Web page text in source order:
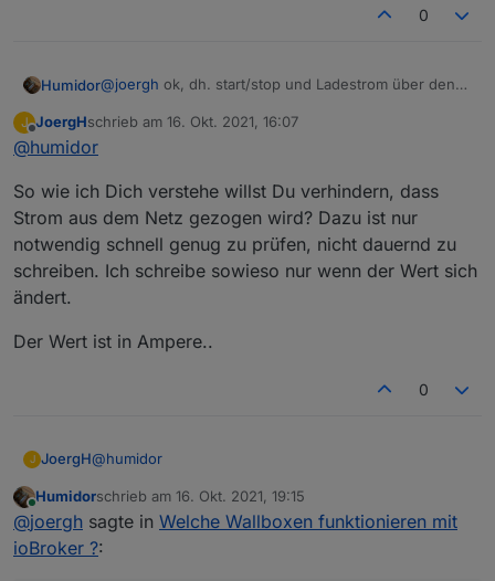
0
Humidor@joergh ok, dh. start/stop und Ladestrom über den
bei der Keba ändere ich den Ladestrom jede
Diskrepanz zur Vorgabe die WB/Auto schneller
reagieren und das brauch ich.
Einheit von ampere_PV ist A, wirklich? nicht mA?
J
Offline
JoergHschrieb am 16. Okt. 2021, 16:07
zuletzt editiert von
@humidor
So wie ich Dich verstehe willst Du verhindern, dass
Strom aus dem Netz gezogen wird? Dazu ist nur
notwendig schnell genug zu prüfen, nicht dauernd zu
schreiben. Ich schreibe sowieso nur wenn der Wert sich
ändert.
Der Wert ist in Ampere..
0
J JoergH@humidor
So wie ich Dich verstehe willst Du verhindern, dass
Strom aus dem Netz gezogen wird? Dazu ist nur
notwendig schnell genug zu prüfen, nicht dauernd zu
Der Wert ist in Ampere..
Online
Humidorschrieb am 16. Okt. 2021, 19:15
zuletzt editiert von
@joergh sagte in Welche Wallboxen funktionieren mit
ioBroker ?: